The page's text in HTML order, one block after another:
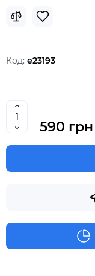
Код: e23193
590 грн